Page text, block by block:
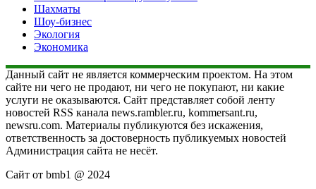
Шахматы
Шоу-бизнес
Экология
Экономика
Данный сайт не является коммерческим проектом. На этом
сайте ни чего не продают, ни чего не покупают, ни какие
услуги не оказываются. Сайт представляет собой ленту
новостей RSS канала news.rambler.ru, kommersant.ru,
newsru.com. Материалы публикуются без искажения,
ответственность за достоверность публикуемых новостей
Администрация сайта не несёт.
Сайт от bmb1 @ 2024